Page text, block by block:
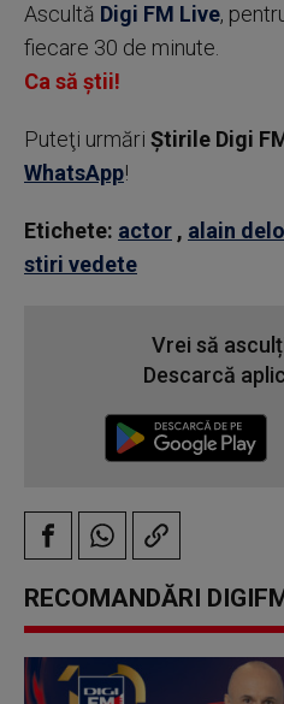
Ascultă Digi FM Live,
fiecare 30 de minute.
Ca să știi!
Puteţi urmări Știrile Digi
WhatsApp!
Etichete: actor , alain
stiri vedete
Vrei să
Descarcă
RECOMANDĂRI